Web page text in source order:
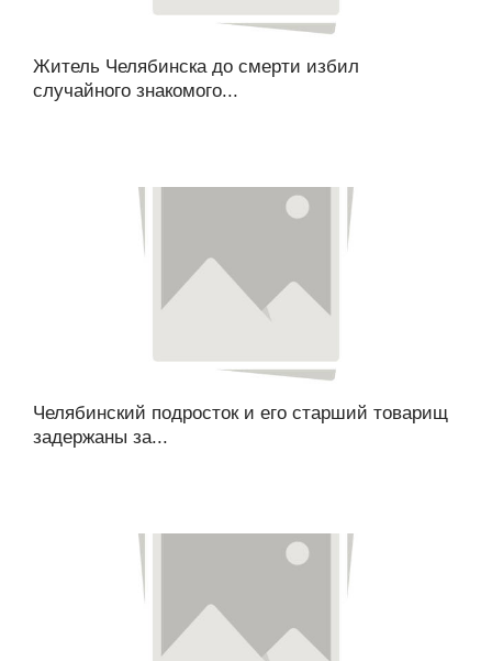
Житель Челябинска до смерти избил
случайного знакомого...
Челябинский подросток и его старший товарищ
задержаны за...